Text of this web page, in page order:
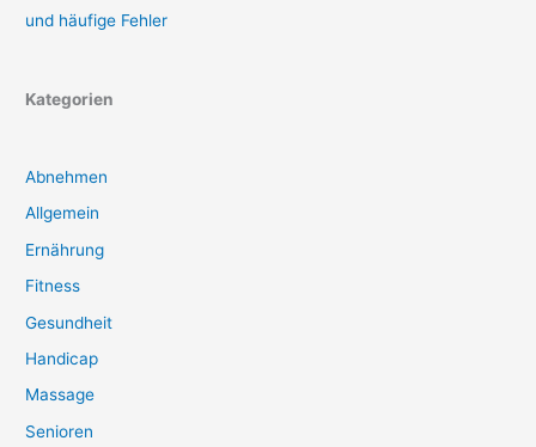
und häufige Fehler
Kategorien
Abnehmen
Allgemein
Ernährung
Fitness
Gesundheit
Handicap
Massage
Senioren